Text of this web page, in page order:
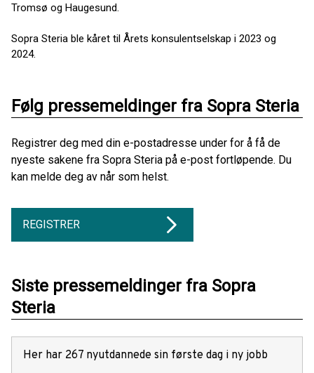
Tromsø og Haugesund.
Sopra Steria ble kåret til Årets konsulentselskap i 2023 og
2024.
Følg pressemeldinger fra Sopra Steria
Registrer deg med din e-postadresse under for å få de
nyeste sakene fra Sopra Steria på e-post fortløpende. Du
kan melde deg av når som helst.
REGISTRER
Siste pressemeldinger fra Sopra
Steria
Her har 267 nyutdannede sin første dag i ny jobb